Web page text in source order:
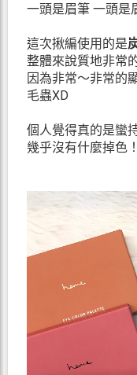
一頭是眉筆 一頭是
這次揪編使用的是
整體來說質地非常
因為非常～非常的
毛蟲XD
個人覺得真的是蠻
幾乎沒有什麼掉色